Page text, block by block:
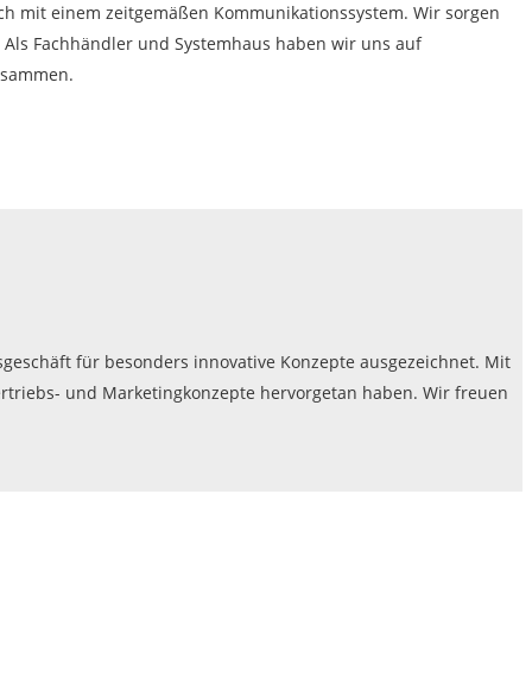
mit einem zeitgemäßen Kommunikationssystem. Wir sorgen
Fachhändler und Systemhaus haben wir uns auf
für besonders innovative Konzepte ausgezeichnet. Mit
und Marketingkonzepte hervorgetan haben. Wir freuen